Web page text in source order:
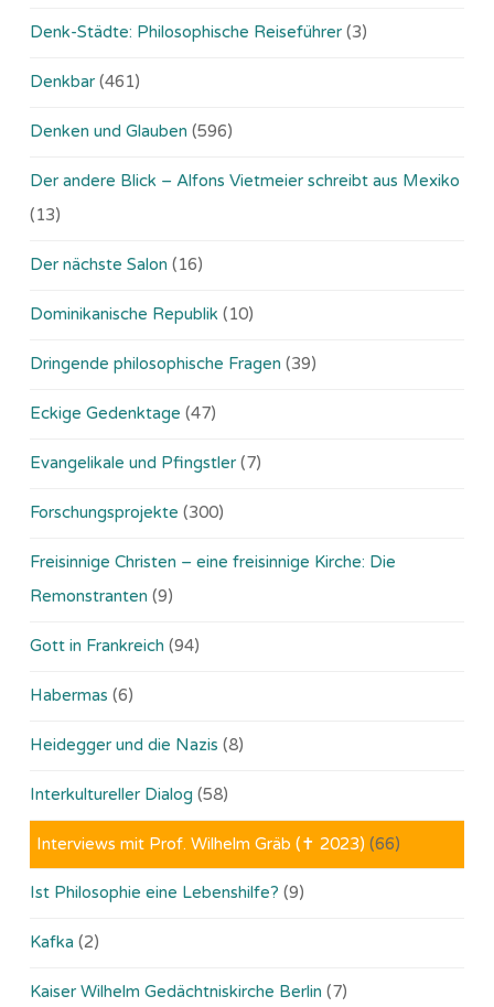
Denk-Städte: Philosophische Reiseführer (3)
Denkbar (461)
Denken und Glauben (596)
Der andere Blick – Alfons Vietmeier schreibt aus Mexiko
(13)
Der nächste Salon (16)
Dominikanische Republik (10)
Dringende philosophische Fragen (39)
Eckige Gedenktage (47)
Evangelikale und Pfingstler (7)
Forschungsprojekte (300)
Freisinnige Christen – eine freisinnige Kirche: Die
Remonstranten (9)
Gott in Frankreich (94)
Habermas (6)
Heidegger und die Nazis (8)
Interkultureller Dialog (58)
Interviews mit Prof. Wilhelm Gräb (✝ 2023) (66)
Ist Philosophie eine Lebenshilfe? (9)
Kafka (2)
Kaiser Wilhelm Gedächtniskirche Berlin (7)